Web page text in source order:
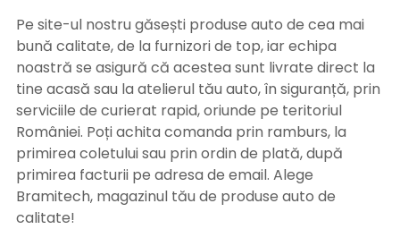
Pe site-ul nostru găsești produse auto de cea mai
bună calitate, de la furnizori de top, iar echipa
noastră se asigură că acestea sunt livrate direct la
tine acasă sau la atelierul tău auto, în siguranță, prin
serviciile de curierat rapid, oriunde pe teritoriul
României. Poți achita comanda prin ramburs, la
primirea coletului sau prin ordin de plată, după
primirea facturii pe adresa de email. Alege
Bramitech, magazinul tău de produse auto de
calitate!